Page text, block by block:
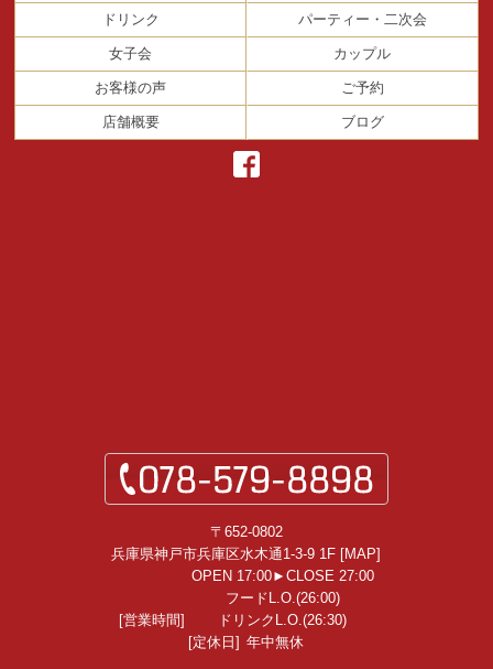
ドリンク パーティー・二次会
女子会 カップル
お客様の声 ご予約
店舗概要 ブログ
〒652-0802
兵庫県神戸市兵庫区水木通1-3-9 1F [MAP]
[営業時間]
OPEN 17:00►CLOSE 27:00
フードL.O.(26:00)
ドリンクL.O.(26:30)
[定休日] 年中無休